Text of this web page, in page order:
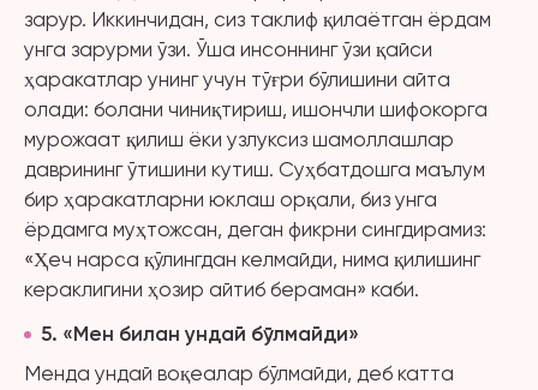
зарур. Иккинчидан, сиз таклиф қилаётган ёрдам
унга зарурми ўзи. Ўша инсоннинг ўзи қайси
ҳаракатлар унинг учун тўғри бўлишини айта
олади: болани чиниқтириш, ишончли шифокорга
мурожаат қилиш ёки узлуксиз шамоллашлар
даврининг ўтишини кутиш. Суҳбатдошга маълум
бир ҳаракатларни юклаш орқали, биз унга
ёрдамга муҳтожсан, деган фикрни сингдирамиз:
«Ҳеч нарса қўлингдан келмайди, нима қилишинг
кераклигини ҳозир айтиб бераман» каби.
5. «Мен билан ундай бўлмайди»
Менда ундай воқеалар бўлмайди, деб катта